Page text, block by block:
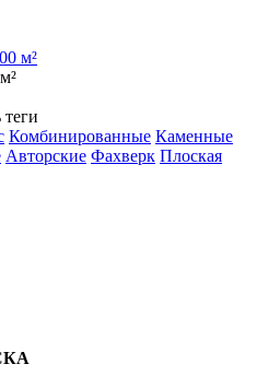
м²
теги
Комбинированные Каменные
Авторские Фахверк Плоская